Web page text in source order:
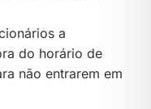
a
do horário de
não entrarem em